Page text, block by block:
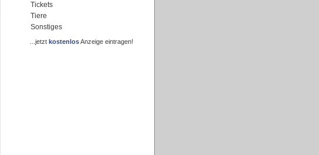
Tickets
Tiere
Sonstiges
...jetzt kostenlosAnzeige eintragen!